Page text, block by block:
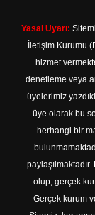
Yasal Uyarı:
İletişim Kurumu
hizmet
denetleme veya
üyelerimiz
üye olarak bu
herhangi bir
olup, gerçek
Gerçek kurum